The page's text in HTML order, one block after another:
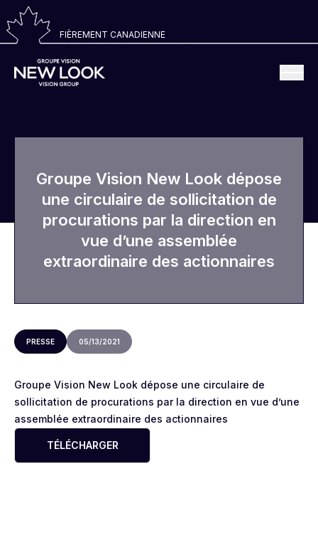
FIÈREMENT CANADIENNE
Groupe Vision New Look dépose
une circulaire de sollicitation de
procurations par la direction en
vue d’une assemblée
extraordinaire des actionnaires
PRESSE 05/13/2021
Groupe Vision New Look dépose une circulaire de
sollicitation de procurations par la direction en vue d’une
assemblée extraordinaire des actionnaires
TÉLÉCHARGER